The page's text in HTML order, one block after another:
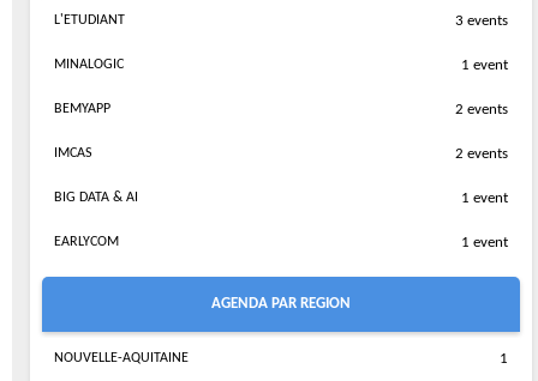
L'ETUDIANT 3 events
MINALOGIC 1 event
BEMYAPP 2 events
IMCAS 2 events
BIG DATA & AI 1 event
EARLYCOM 1 event
AGENDA PAR REGION
NOUVELLE-AQUITAINE 1